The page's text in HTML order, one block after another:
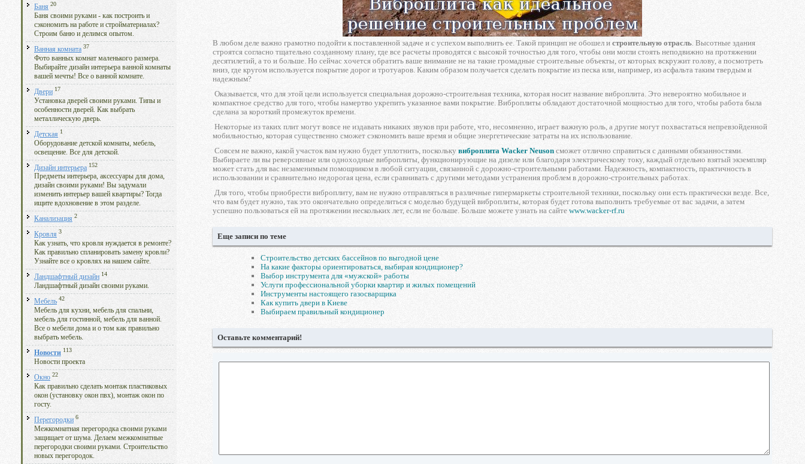
Баня 20
Баня своими руками - как построить и
сэкономить на работе и стройматериалах?
Строим баню и делимся опытом.
Ванная комната 37
Фото ванных комнат маленького размера.
Выбирайте дизайн интерьера ванной комнаты
вашей мечты! Все о ванной комнате.
Двери 17
Установка дверей своими руками. Типы и
особенности дверей. Как выбрать
металлическую дверь.
Детская 1
Оборудование детской комнаты, мебель,
освещение. Все для детской.
Дизайн интерьера 152
Предметы интерьера, аксессуары для дома,
дизайн своими руками! Вы задумали
изменить интерьер вашей квартиры? Тогда
ищите вдохновение в этом разделе.
Канализация 2
Кровля 3
Как узнать, что кровля нуждается в ремонте?
Как правильно спланировать замену кровли?
Узнайте все о кровлях на нашем сайте.
Ландшафтный дизайн 14
Ландшафтный дизайн своими руками.
Мебель 42
Мебель для кухни, мебель для спальни,
мебель для гостинной, мебель для ванной.
Все о мебели дома и о том как правильно
выбрать мебель.
Новости 113
Новости проекта
Окно 22
Как правильно сделать монтаж пластиковых
окон (установку окон пвх), монтаж окон по
госту.
Перегородки 6
Межкомнатная перегородка своими руками
защищает от шума. Делаем межкомнатные
перегородки своими руками. Строительство
новых перегородок.
В любом деле важно грамотно подойти к поставленной задаче и с успехом выполнить ее. Такой принцип не обошел и строительную отрасль. Высотные здания
строятся согласно тщательно созданному плану, где все расчеты проводятся с высокой точностью для того, чтобы они могли стоять неподвижно на протяжении
десятилетий, а то и больше. Но сейчас хочется обратить ваше внимание не на такие громадные строительные объекты, от которых вскружит голову, а посмотреть
вниз, где кругом используется покрытие дорог и тротуаров. Каким образом получается сделать покрытие из песка или, например, из асфальта таким твердым и
надежным?
Оказывается, что для этой цели используется специальная дорожно-строительная техника, которая носит название виброплита. Это невероятно мобильное и
компактное средство для того, чтобы намертво укрепить указанное вами покрытие. Виброплиты обладают достаточной мощностью для того, чтобы работа была
сделана за короткий промежуток времени.
Некоторые из таких плит могут вовсе не издавать никаких звуков при работе, что, несомненно, играет важную роль, а другие могут похвастаться непревзойденной
мобильностью, которая существенно сможет сэкономить ваше время и общие энергетические затраты на их использование.
Совсем не важно, какой участок вам нужно будет уплотнить, поскольку виброплита Wacker Neuson сможет отлично справиться с данными обязанностями.
Выбираете ли вы реверсивные или одноходные виброплиты, функционирующие на дизеле или благодаря электрическому току, каждый отдельно взятый экземпляр
может стать для вас незаменимым помощником в любой ситуации, связанной с дорожно-строительными работами. Надежность, компактность, практичность в
использовании и сравнительно недорогая цена, если сравнивать с другими методами устранения проблем в дорожно-строительных работах.
Для того, чтобы приобрести виброплиту, вам не нужно отправляться в различные гипермаркеты строительной техники, поскольку они есть практически везде. Все,
что вам будет нужно, так это окончательно определиться с моделью будущей виброплиты, которая будет готова выполнить требуемые от вас задачи, а затем
успешно пользоваться ей на протяжении нескольких лет, если не больше. Больше можете узнать на сайте www.wacker-rf.ru
Еще записи по теме
Строительство детских бассейнов по выгодной цене
На какие факторы ориентироваться, выбирая кондиционер?
Выбор инструмента для «мужской» работы
Услуги профессиональной уборки квартир и жилых помещений
Инструменты настоящего газосварщика
Как купить двери в Киеве
Выбираем правильный кондиционер
Оставьте комментарий!